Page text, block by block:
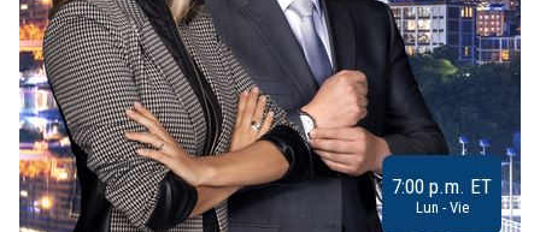
7:00 p.m. ET
Lun - Vie